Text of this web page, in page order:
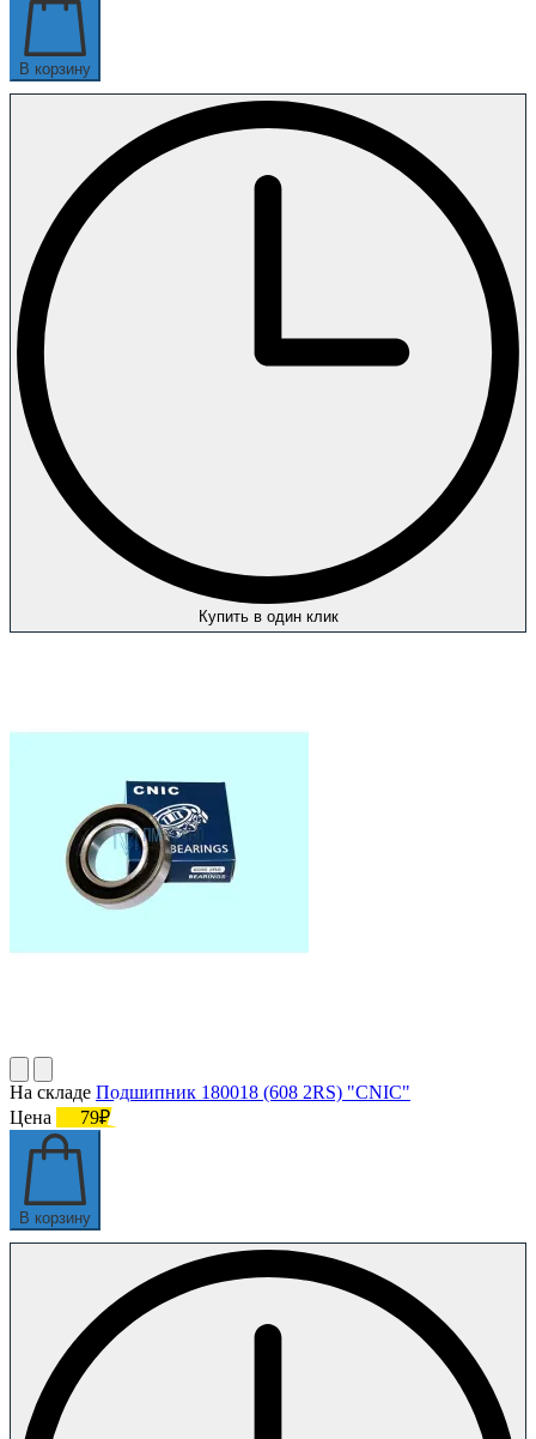
В корзину
Купить в один клик
На складе Подшипник 180018 (608 2RS) "CNIC"
Цена
79₽
В корзину